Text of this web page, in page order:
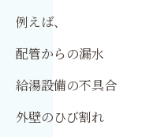
例えば、
配管からの漏水
給湯設備の不具合
外壁のひび割れ